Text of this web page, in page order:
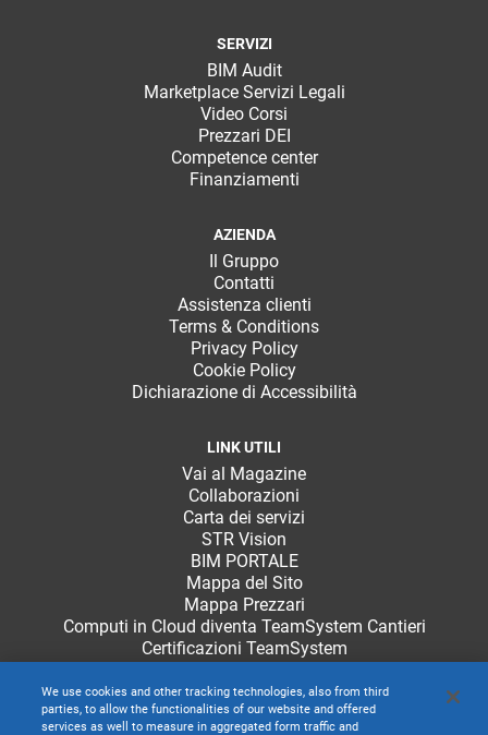
SERVIZI
BIM Audit
Marketplace Servizi Legali
Video Corsi
Prezzari DEI
Competence center
Finanziamenti
AZIENDA
Il Gruppo
Contatti
Assistenza clienti
Terms & Conditions
Privacy Policy
Cookie Policy
Dichiarazione di Accessibilità
LINK UTILI
Vai al Magazine
Collaborazioni
Carta dei servizi
STR Vision
BIM PORTALE
Mappa del Sito
Mappa Prezzari
Computi in Cloud diventa TeamSystem Cantieri
Certificazioni TeamSystem
We use cookies and other tracking technologies, also from third
parties, to allow the functionalities of our website and offered
services as well to measure in aggregated form traffic and